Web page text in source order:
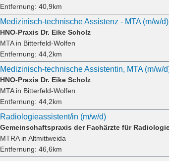
Entfernung: 40,9km
HNO-Praxis Dr. Eike Scholz
MTAin Bitterfeld-Wolfen
Entfernung: 44,2km
HNO-Praxis Dr. Eike Scholz
MTAin Bitterfeld-Wolfen
Entfernung: 44,2km
Radiologieassistent/in (m/w/d)
MTRAin Altmittweida
Entfernung: 46,6km